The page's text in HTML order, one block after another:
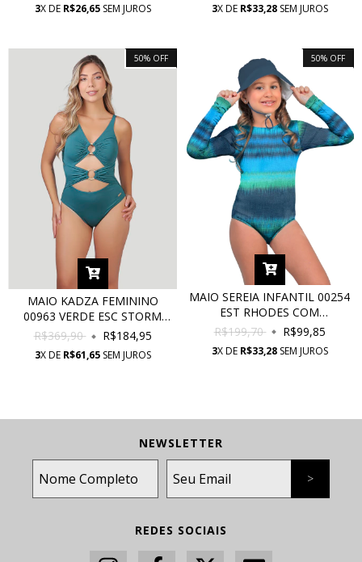
3X DE R$26,65SEM JUROS 3X DE R$33,28SEM JUROS
50% OFF
MAIO KADZA FEMININO
00963 VERDE ESC STORM
COM PROTEÇÃO UV
R$369,90 R$184,95
3X DE R$61,65SEM JUROS
50% OFF
MAIO SEREIA INFANTIL 00254
EST RHODES COM
PROTEÇÃO UV
R$199,70 R$99,85
3X DE R$33,28SEM JUROS
NEWSLETTER
REDES SOCIAIS